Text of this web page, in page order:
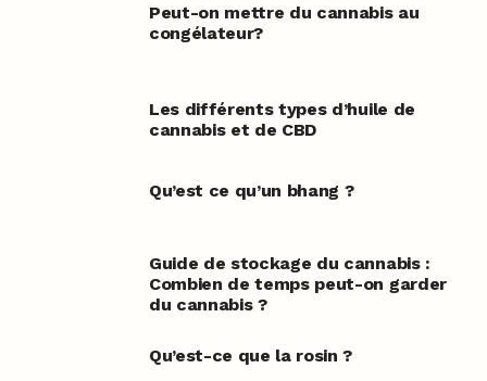
Peut-on mettre du cannabis au
congélateur?
Les différents types d’huile de
cannabis et de CBD
Qu’est ce qu’un bhang ?
Guide de stockage du cannabis :
Combien de temps peut-on garder
du cannabis ?
Qu’est-ce que la rosin ?